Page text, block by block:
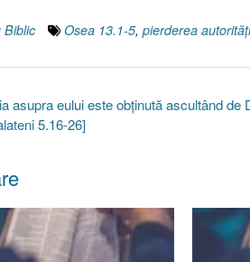
Biblic Osea 13.1-5, pierderea
asupra eului este obţinută ascultând de
5.16-26]